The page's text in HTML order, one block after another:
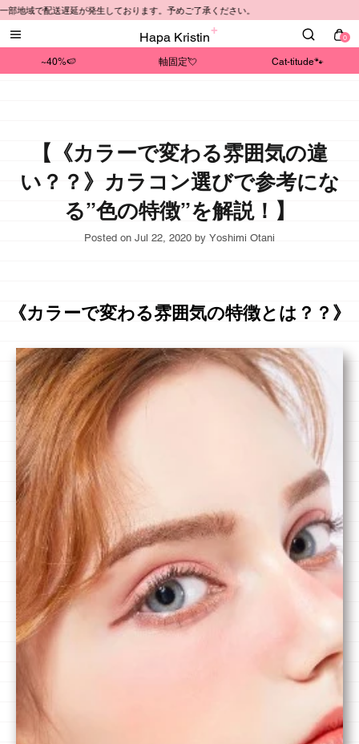
Hapa Kristin 0
~40%🍉 軸固定💘 Cat-titude🐾
送遅延が発生しております。予めご了承ください。
【《カラーで変わる雰囲気の違
い？？》カラコン選びで参考にな
る”色の特徴”を解説！】
Posted on Jul 22, 2020 by Yoshimi Otani
《カラーで変わる雰囲気の特徴とは？？》